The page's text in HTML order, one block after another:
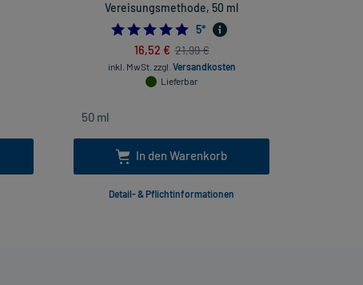
Vereisungsmethode, 50 ml
5.0
5*
16,52 € 21,99 €
inkl. MwSt. zzgl. Versandkosten
Lieferbar
In den Warenkorb
Detail- & Pflichtinformationen